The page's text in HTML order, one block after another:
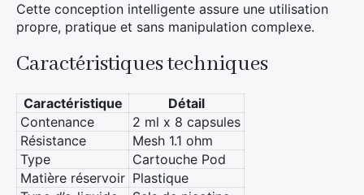
Cette conception intelligente assure une utilisation
propre, pratique et sans manipulation complexe.
Caractéristiques techniques
Caractéristique
Détail
Contenance
2 ml x 8 capsules
Résistance
Mesh 1.1 ohm
Type
Cartouche Pod
Matière réservoir Plastique